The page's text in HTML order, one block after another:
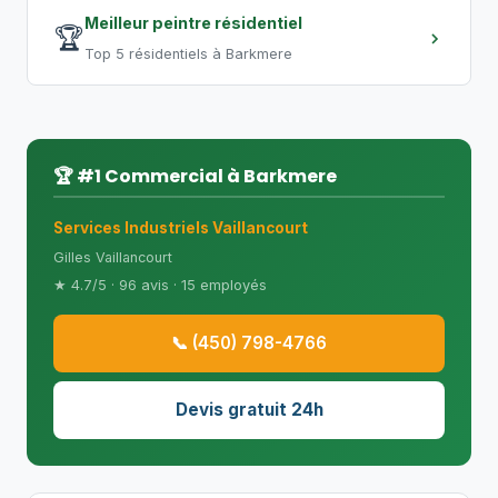
🏆Meilleur peintre résidentiel
Top 5 résidentiels à Barkmere
🏆 #1 Commercial à Barkmere
Services Industriels Vaillancourt
Gilles Vaillancourt
★ 4.7/5 · 96 avis · 15 employés
📞 (450) 798-4766
Devis gratuit 24h